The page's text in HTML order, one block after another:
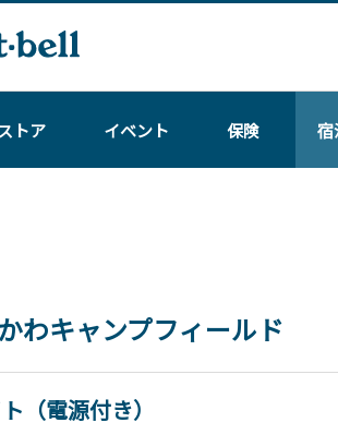
トア イベント 保険 宿
わキャンプフィールド
（電源付き）